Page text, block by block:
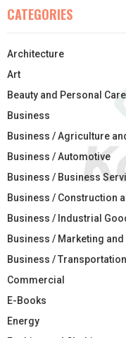
CATEGORIES
Architecture
Art
Beauty and Personal Care
Business
Business / Agriculture
Business / Automotive
Business / Business
Business / Construction
Business / Industrial
Business / Marketing
Business /
Commercial
E-Books
Energy